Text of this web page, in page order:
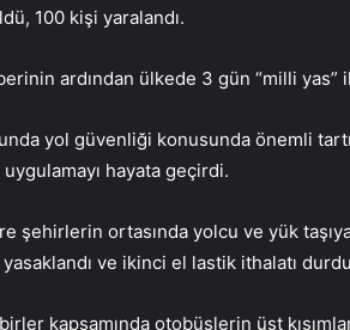
100 kişi yaralandı.
ardından ülkede 3 gün “milli yas”
yol güvenliği konusunda önemli
hayata geçirdi.
şehirlerin ortasında yolcu ve yük
yasaklandı ve ikinci el lastik ithalatı
kapsamında otobüslerin üst